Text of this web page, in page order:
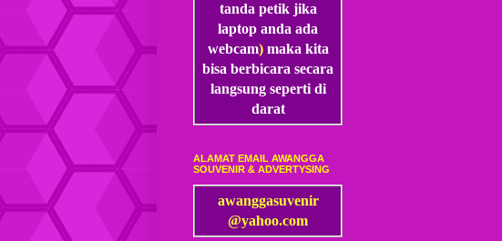
tanda petik jika
laptop anda ada
webcam) maka kita
bisa berbicara secara
langsung seperti di
darat
ALAMAT EMAIL AWANGGA
SOUVENIR & ADVERTYSING
awanggasuvenir
@yahoo.com